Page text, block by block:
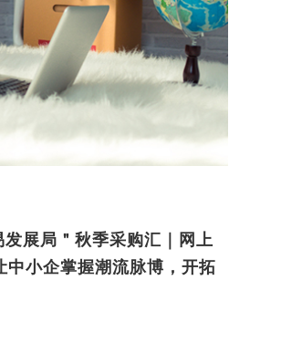
展局＂秋季采购汇｜网上
小企掌握潮流脉博，开拓